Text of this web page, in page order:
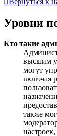
Вернуться к
Уровни
Кто такие
высшим
могут
включая
также